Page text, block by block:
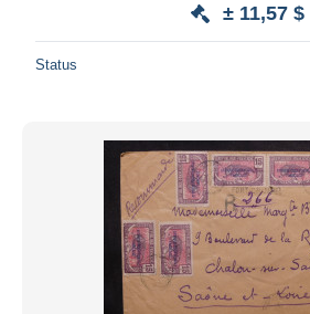
± 11,57 $
Status